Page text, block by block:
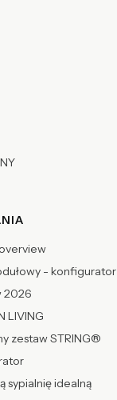
- konfigurator
2026
LIVING
zestaw STRING®
sypialnię idealną